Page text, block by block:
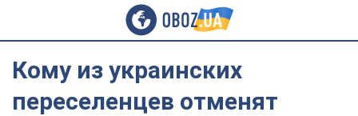
Кому из украинских
переселенцев отменят